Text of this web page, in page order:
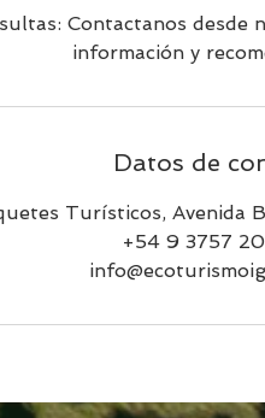
Contactanos desde
información y
Datos de
Turísticos, Avenida
+54 9 3757